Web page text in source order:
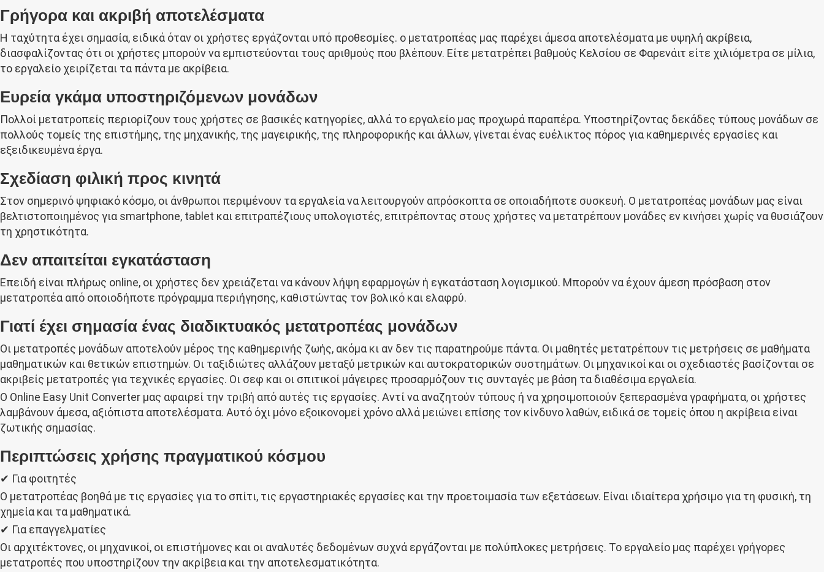
Γρήγορα και ακριβή αποτελέσματα
Η ταχύτητα έχει σημασία, ειδικά όταν οι χρήστες εργάζονται υπό προθεσμίες. ο μετατροπέας μας παρέχει άμεσα αποτελέσματα με υψηλή ακρίβεια,
διασφαλίζοντας ότι οι χρήστες μπορούν να εμπιστεύονται τους αριθμούς που βλέπουν. Είτε μετατρέπει βαθμούς Κελσίου σε Φαρενάιτ είτε χιλιόμετρα σε μίλια,
το εργαλείο χειρίζεται τα πάντα με ακρίβεια.
Ευρεία γκάμα υποστηριζόμενων μονάδων
Πολλοί μετατροπείς περιορίζουν τους χρήστες σε βασικές κατηγορίες, αλλά το εργαλείο μας προχωρά παραπέρα. Υποστηρίζοντας δεκάδες τύπους μονάδων σε
πολλούς τομείς της επιστήμης, της μηχανικής, της μαγειρικής, της πληροφορικής και άλλων, γίνεται ένας ευέλικτος πόρος για καθημερινές εργασίες και
εξειδικευμένα έργα.
Σχεδίαση φιλική προς κινητά
Στον σημερινό ψηφιακό κόσμο, οι άνθρωποι περιμένουν τα εργαλεία να λειτουργούν απρόσκοπτα σε οποιαδήποτε συσκευή. Ο μετατροπέας μονάδων μας είναι
βελτιστοποιημένος για smartphone, tablet και επιτραπέζιους υπολογιστές, επιτρέποντας στους χρήστες να μετατρέπουν μονάδες εν κινήσει χωρίς να θυσιάζουν
τη χρηστικότητα.
Δεν απαιτείται εγκατάσταση
Επειδή είναι πλήρως online, οι χρήστες δεν χρειάζεται να κάνουν λήψη εφαρμογών ή εγκατάσταση λογισμικού. Μπορούν να έχουν άμεση πρόσβαση στον
μετατροπέα από οποιοδήποτε πρόγραμμα περιήγησης, καθιστώντας τον βολικό και ελαφρύ.
Γιατί έχει σημασία ένας διαδικτυακός μετατροπέας μονάδων
Οι μετατροπές μονάδων αποτελούν μέρος της καθημερινής ζωής, ακόμα κι αν δεν τις παρατηρούμε πάντα. Οι μαθητές μετατρέπουν τις μετρήσεις σε μαθήματα
μαθηματικών και θετικών επιστημών. Οι ταξιδιώτες αλλάζουν μεταξύ μετρικών και αυτοκρατορικών συστημάτων. Οι μηχανικοί και οι σχεδιαστές βασίζονται σε
ακριβείς μετατροπές για τεχνικές εργασίες. Οι σεφ και οι σπιτικοί μάγειρες προσαρμόζουν τις συνταγές με βάση τα διαθέσιμα εργαλεία.
Ο Online Easy Unit Converter μας αφαιρεί την τριβή από αυτές τις εργασίες. Αντί να αναζητούν τύπους ή να χρησιμοποιούν ξεπερασμένα γραφήματα, οι χρήστες
λαμβάνουν άμεσα, αξιόπιστα αποτελέσματα. Αυτό όχι μόνο εξοικονομεί χρόνο αλλά μειώνει επίσης τον κίνδυνο λαθών, ειδικά σε τομείς όπου η ακρίβεια είναι
ζωτικής σημασίας.
Περιπτώσεις χρήσης πραγματικού κόσμου
✔ Για φοιτητές
Ο μετατροπέας βοηθά με τις εργασίες για το σπίτι, τις εργαστηριακές εργασίες και την προετοιμασία των εξετάσεων. Είναι ιδιαίτερα χρήσιμο για τη φυσική, τη
χημεία και τα μαθηματικά.
✔ Για επαγγελματίες
Οι αρχιτέκτονες, οι μηχανικοί, οι επιστήμονες και οι αναλυτές δεδομένων συχνά εργάζονται με πολύπλοκες μετρήσεις. Το εργαλείο μας παρέχει γρήγορες
μετατροπές που υποστηρίζουν την ακρίβεια και την αποτελεσματικότητα.